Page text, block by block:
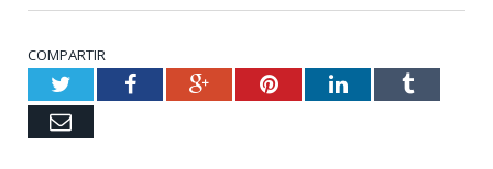
COMPARTIR
TwitterFacebookGoogle+PinterestLinkedInTumblr
Email